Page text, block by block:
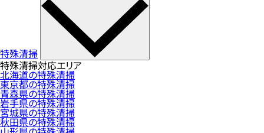
特殊清掃
特殊清掃対応エリア
北海道の特殊清掃
東京都の特殊清掃
青森県の特殊清掃
岩手県の特殊清掃
宮城県の特殊清掃
秋田県の特殊清掃